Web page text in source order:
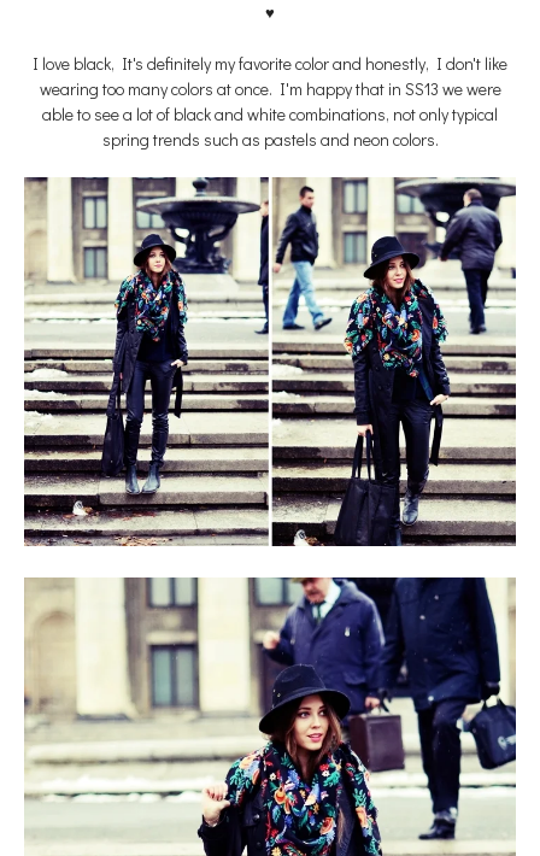
♥
I love black, It's definitely my favorite color and honestly, I don't like
wearing too many colors at once. I'm happy that in SS13 we were
able to see a lot of black and white combinations, notonly typical
spring trends such as pastels and neon colors.